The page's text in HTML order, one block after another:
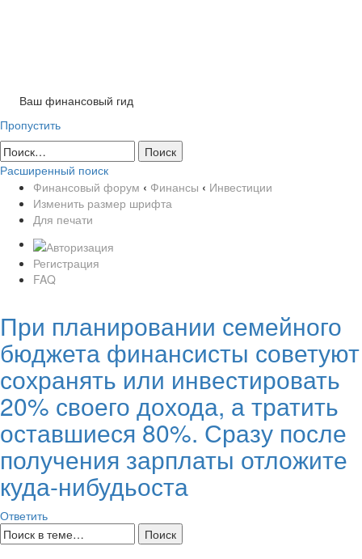
Ваш финансовый гид
Пропустить
Расширенный поиск
Финансовый форум ‹ Финансы ‹ Инвестиции
Изменить размер шрифта
Для печати
Регистрация
FAQ
При планировании семейного
бюджета финансисты советуют
сохранять или инвестировать
20% своего дохода, а тратить
оставшиеся 80%. Сразу после
получения зарплаты отложите
куда-нибудьоста
Ответить